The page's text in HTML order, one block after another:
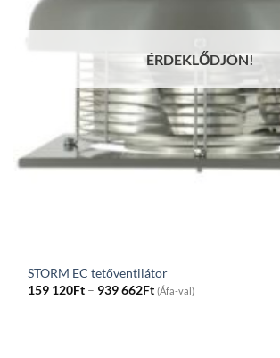
ÉRDEKLŐDJÖN!
STORM EC tetőventilátor
159 120Ft – 939 662FtPrice
range:
(Áfa-val)